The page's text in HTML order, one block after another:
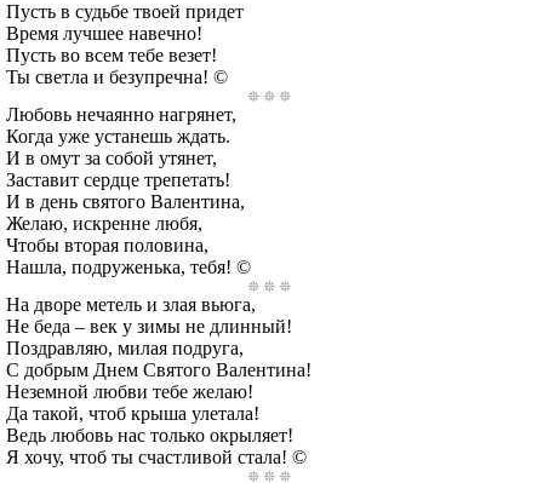
Пусть в судьбе твоей придет
Время лучшее навечно!
Пусть во всем тебе везет!
Ты светла и безупречна! ©
Любовь нечаянно нагрянет,
Когда уже устанешь ждать.
И в омут за собой утянет,
Заставит сердце трепетать!
И в день святого Валентина,
Желаю, искренне любя,
Чтобы вторая половина,
Нашла, подруженька, тебя! ©
На дворе метель и злая вьюга,
Не беда – век у зимы не длинный!
Поздравляю, милая подруга,
С добрым Днем Святого Валентина!
Неземной любви тебе желаю!
Да такой, чтоб крыша улетала!
Ведь любовь нас только окрыляет!
Я хочу, чтоб ты счастливой стала! ©